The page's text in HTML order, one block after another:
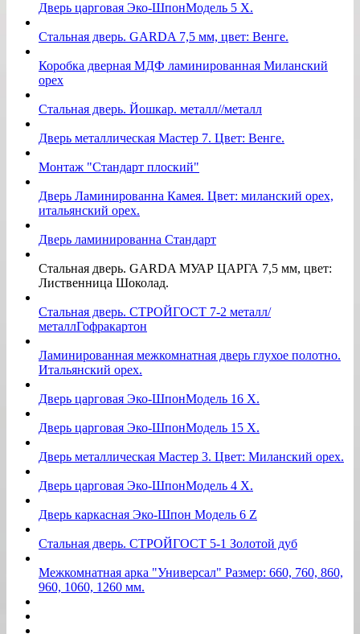
Дверь царговая Эко-ШпонМодель 5 Х.
Стальная дверь. GARDA 7,5 мм, цвет: Венге.
Коробка дверная МДФ ламинированная Миланский
орех
Стальная дверь. Йошкар. металл//металл
Дверь металлическая Мастер 7. Цвет: Венге.
Монтаж "Стандарт плоский"
Дверь Ламинированна Камея. Цвет: миланский орех,
итальянский орех.
Дверь ламинированна Стандарт
Стальная дверь. GARDA МУАР ЦАРГА 7,5 мм, цвет:
Лиственница Шоколад.
Стальная дверь. СТРОЙГОСТ 7-2 металл/
металлГофракартон
Ламинированная межкомнатная дверь глухое полотно.
Итальянский орех.
Дверь царговая Эко-ШпонМодель 16 Х.
Дверь царговая Эко-ШпонМодель 15 Х.
Дверь металлическая Мастер 3. Цвет: Миланский орех.
Дверь царговая Эко-ШпонМодель 4 Х.
Дверь каркасная Эко-Шпон Модель 6 Z
Стальная дверь. СТРОЙГОСТ 5-1 Золотой дуб
Межкомнатная арка "Универсал" Размер: 660, 760, 860,
960, 1060, 1260 мм.